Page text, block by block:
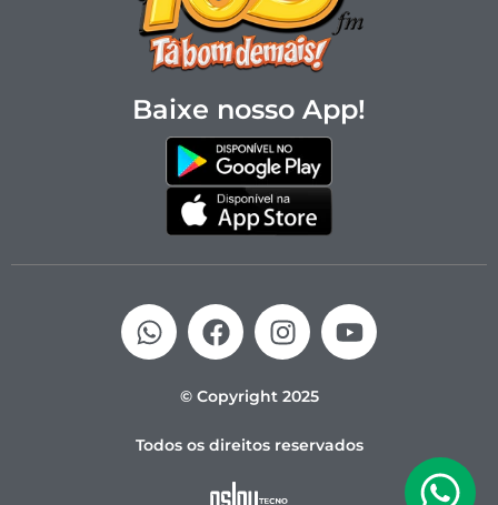
Baixe nosso App!
© Copyright 2025
Todos os direitos reservados